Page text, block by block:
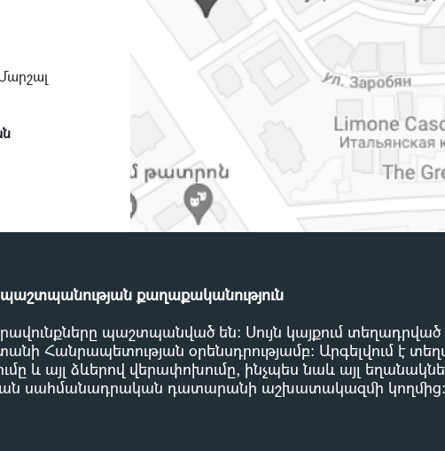
պաշտպանության քաղաքականություն
պաշտպանված են: Սույն կայքում
Հանրապետության օրենսդրությամբ: Արգելվում է
և այլ ձևերով վերափոխումը, ինչպես նաև այլ
սահմանադրական դատարանի աշխատակազմի կողմից: